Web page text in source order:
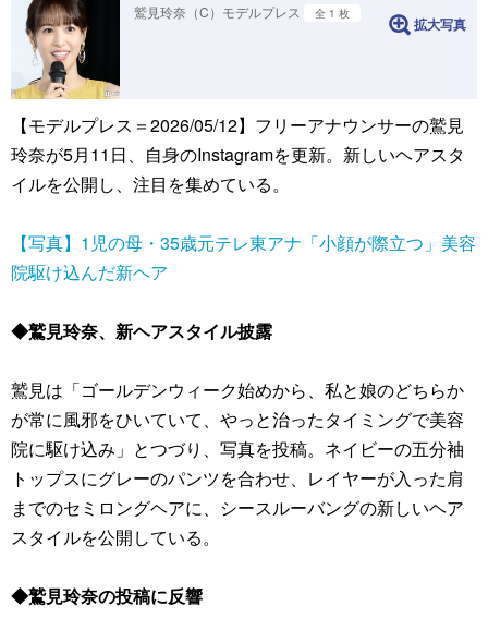
鷲見玲奈（C）モデルプレス 全 1 枚
拡大写真
【モデルプレス＝2026/05/12】フリーアナウンサーの鷲見
玲奈が5月11日、自身のInstagramを更新。新しいヘアスタ
イルを公開し、注目を集めている。
【写真】1児の母・35歳元テレ東アナ「小顔が際立つ」美容
院駆け込んだ新ヘア
◆鷲見玲奈、新ヘアスタイル披露
鷲見は「ゴールデンウィーク始めから、私と娘のどちらか
が常に風邪をひいていて、やっと治ったタイミングで美容
院に駆け込み」とつづり、写真を投稿。ネイビーの五分袖
トップスにグレーのパンツを合わせ、レイヤーが入った肩
までのセミロングヘアに、シースルーバングの新しいヘア
スタイルを公開している。
◆鷲見玲奈の投稿に反響